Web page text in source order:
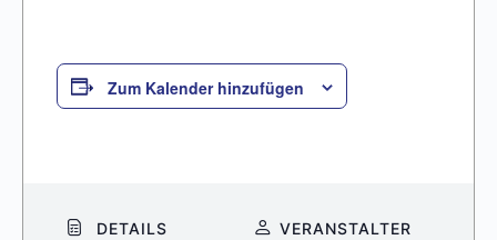
Zum Kalender hinzufügen
DETAILS VERANSTALTER